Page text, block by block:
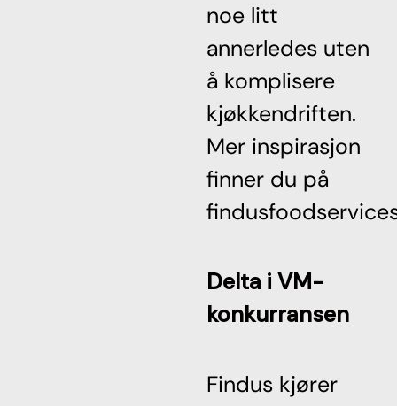
noe litt
annerledes uten
å komplisere
kjøkkendriften.
Mer inspirasjon
finner du på
Delta i VM-
konkurransen
Findus kjører